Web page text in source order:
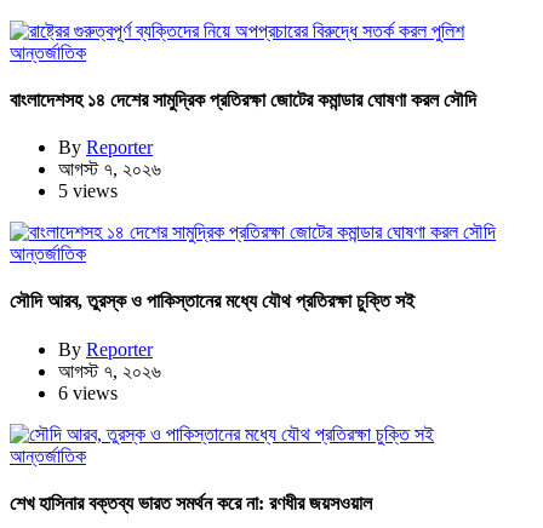
আন্তর্জাতিক
বাংলাদেশসহ ১৪ দেশের সামুদ্রিক প্রতিরক্ষা জোটের কমান্ডার ঘোষণা করল সৌদি
By Reporter
আগস্ট ৭, ২০২৬
5 views
আন্তর্জাতিক
সৌদি আরব, তুরস্ক ও পাকিস্তানের মধ্যে যৌথ প্রতিরক্ষা চুক্তি সই
By Reporter
আগস্ট ৭, ২০২৬
6 views
আন্তর্জাতিক
শেখ হাসিনার বক্তব্য ভারত সমর্থন করে না: রণধীর জয়সওয়াল